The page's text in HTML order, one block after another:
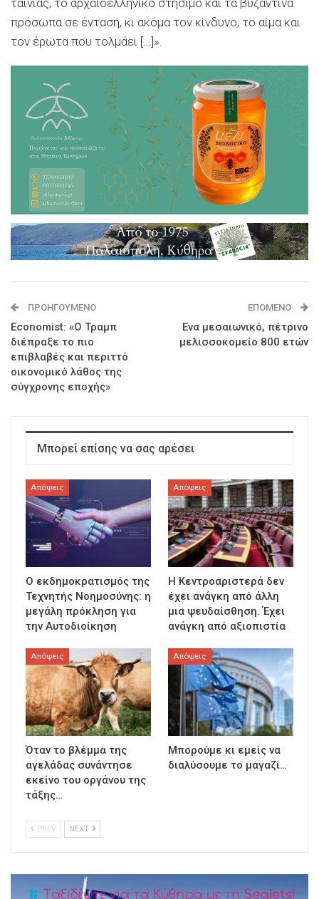
ταινίας, το αρχαιοελληνικό στήσιμο και τα βυζαντινά
πρόσωπα σε ένταση, κι ακόμα τον κίνδυνο, το αίμα και
τον έρωτα που τολμάει […]».
ΠΡΟΗΓΟΎΜΕΝΟ
Economist: «Ο Τραμπ
διέπραξε το πιο
επιβλαβές και περιττό
οικονομικό λάθος της
σύγχρονης εποχής»
ΕΠΌΜΕΝΟ
Ενα μεσαιωνικό, πέτρινο
μελισσοκομείο 800 ετών
Μπορεί επίσης να σας αρέσει
Απόψεις
Ο εκδημοκρατισμός της
Τεχνητής Νοημοσύνης: η
μεγάλη πρόκληση για
την Αυτοδιοίκηση
Απόψεις
Η Κεντροαριστερά δεν
έχει ανάγκη από άλλη
μια ψευδαίσθηση. Έχει
ανάγκη από αξιοπιστία
Απόψεις
Όταν το βλέμμα της
αγελάδας συνάντησε
εκείνο του οργάνου της
τάξης…
Απόψεις
Μπορούμε κι εμείς να
διαλύσουμε το μαγαζί…
PREV NEXT